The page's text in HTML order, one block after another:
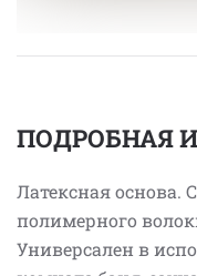
ПОДРОБНАЯ
Латексная основа.
полимерного
Универсален в